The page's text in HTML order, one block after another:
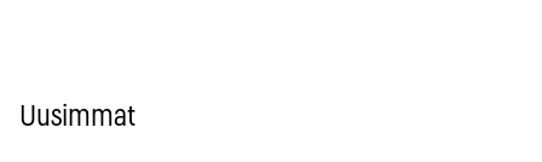
Uusimmat